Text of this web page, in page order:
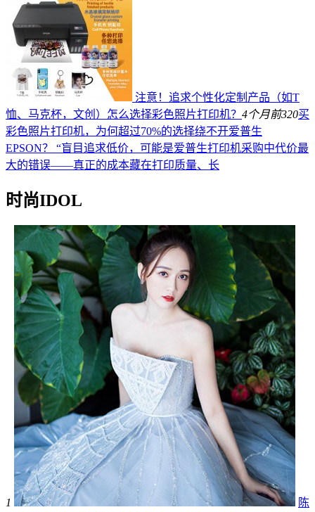
注意！追求个性化定制产品（如T
恤、马克杯，文创）怎么选择彩色照片打印机？ 4个月前320买
彩色照片打印机，为何超过70%的选择绕不开爱普生
EPSON？ “盲目追求低价，可能是爱普生打印机采购中代价最
大的错误——真正的成本藏在打印质量、长
时尚IDOL
1
陈